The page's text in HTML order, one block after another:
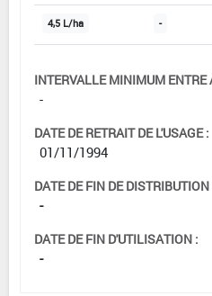
4,5 L/ha -
INTERVALLE MINIMUM ENTRE
-
DATE DE RETRAIT DE L'USAGE :
01/11/1994
DATE DE FIN DE DISTRIBUTION
-
DATE DE FIN D'UTILISATION :
-